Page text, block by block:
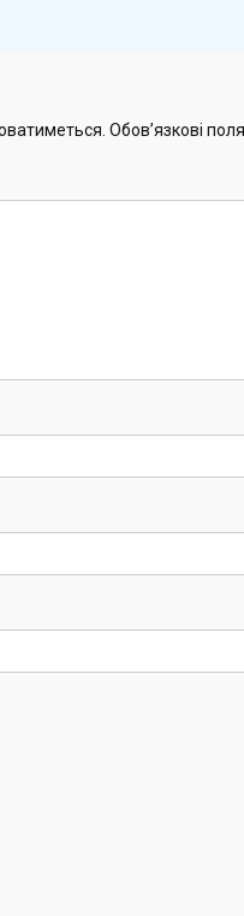
Обов’язкові